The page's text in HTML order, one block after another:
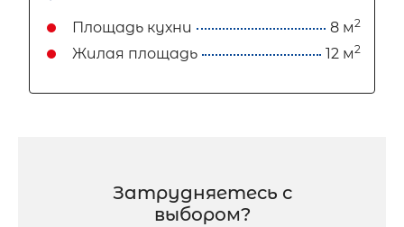
Площадь кухни 8 м2
Жилая площадь 12 м2
Затрудняетесь с
выбором?